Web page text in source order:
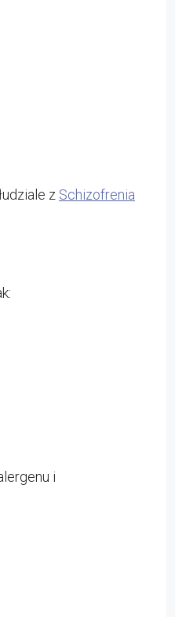
z Schizofrenia
i